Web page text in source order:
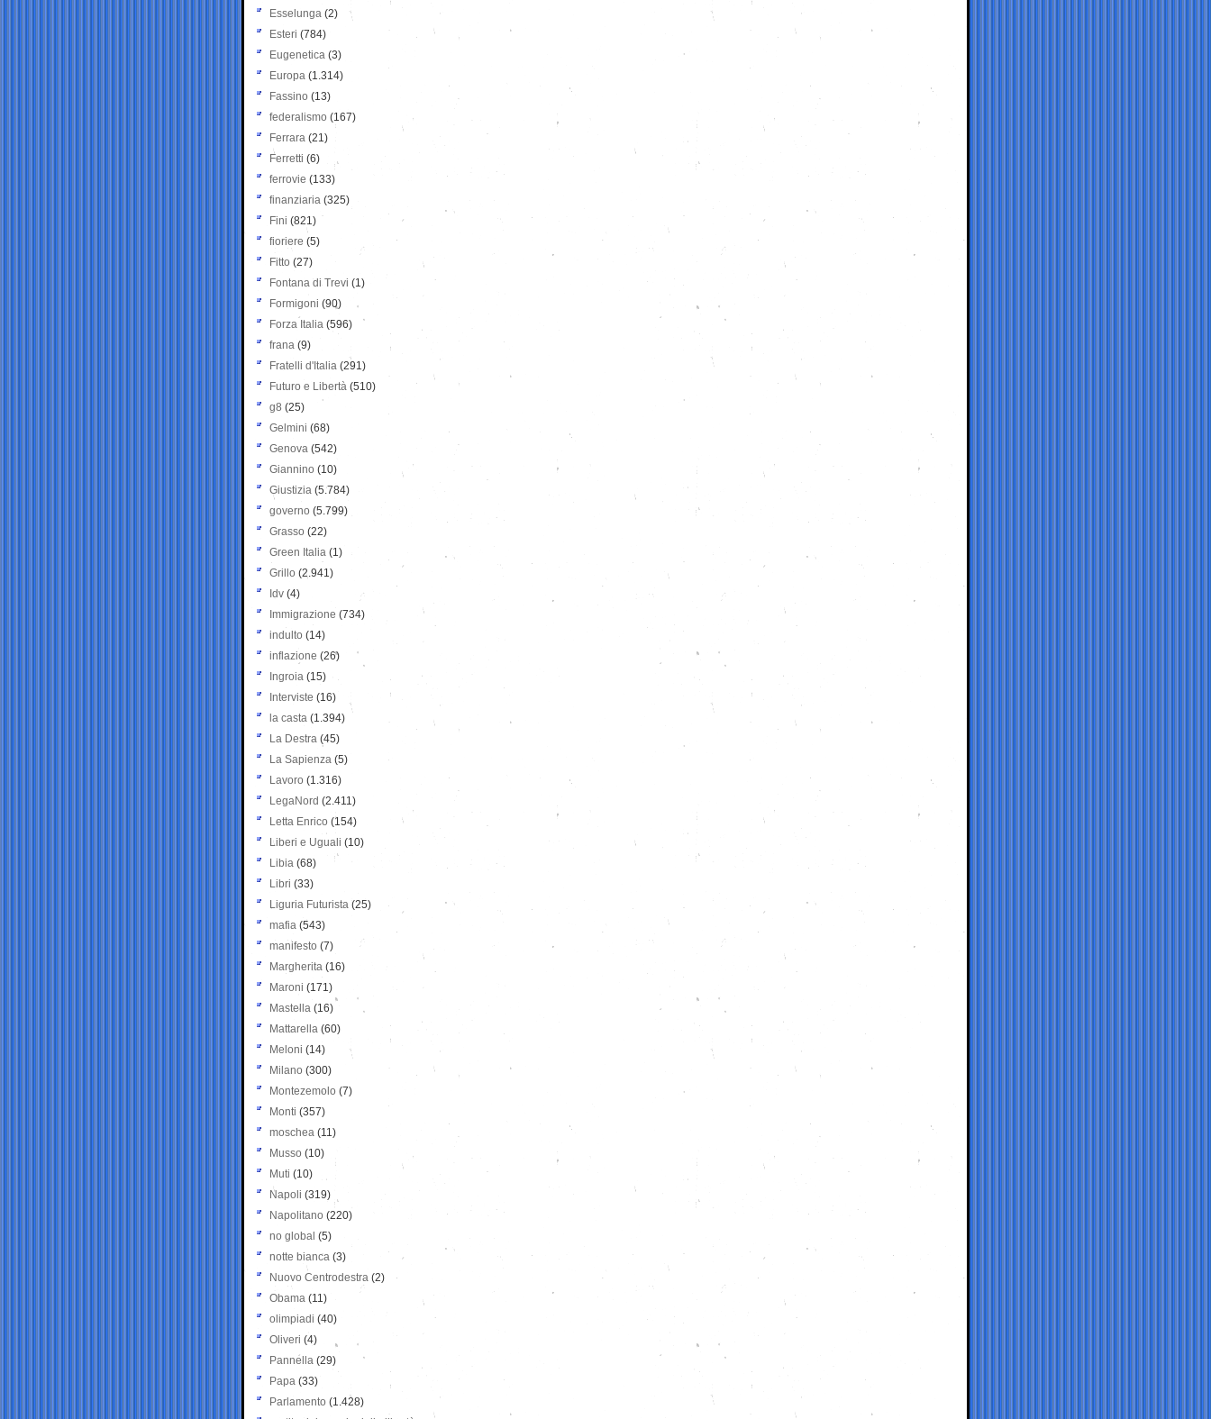
Esselunga (2)
Esteri (784)
Eugenetica (3)
Europa (1.314)
Fassino (13)
federalismo (167)
Ferrara (21)
Ferretti (6)
ferrovie (133)
finanziaria (325)
Fini (821)
fioriere (5)
Fitto (27)
Fontana di Trevi (1)
Formigoni (90)
Forza Italia (596)
frana (9)
Fratelli d'Italia (291)
Futuro e Libertà (510)
g8 (25)
Gelmini (68)
Genova (542)
Giannino (10)
Giustizia (5.784)
governo (5.799)
Grasso (22)
Green Italia (1)
Grillo (2.941)
Idv (4)
Immigrazione (734)
indulto (14)
inflazione (26)
Ingroia (15)
Interviste (16)
la casta (1.394)
La Destra (45)
La Sapienza (5)
Lavoro (1.316)
LegaNord (2.411)
Letta Enrico (154)
Liberi e Uguali (10)
Libia (68)
Libri (33)
Liguria Futurista (25)
mafia (543)
manifesto (7)
Margherita (16)
Maroni (171)
Mastella (16)
Mattarella (60)
Meloni (14)
Milano (300)
Montezemolo (7)
Monti (357)
moschea (11)
Musso (10)
Muti (10)
Napoli (319)
Napolitano (220)
no global (5)
notte bianca (3)
Nuovo Centrodestra (2)
Obama (11)
olimpiadi (40)
Oliveri (4)
Pannella (29)
Papa (33)
Parlamento (1.428)